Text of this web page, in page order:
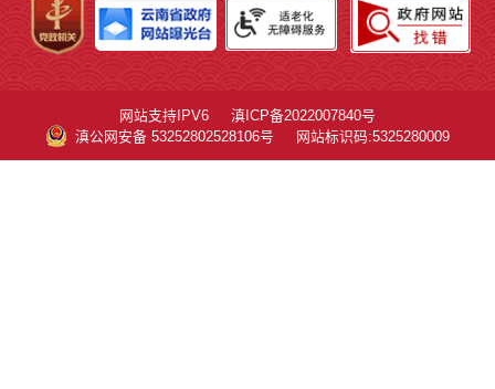
网站支持IPV6
滇ICP备2022007840号
滇公网安备 53252802528106号
网站标识码:5325280009